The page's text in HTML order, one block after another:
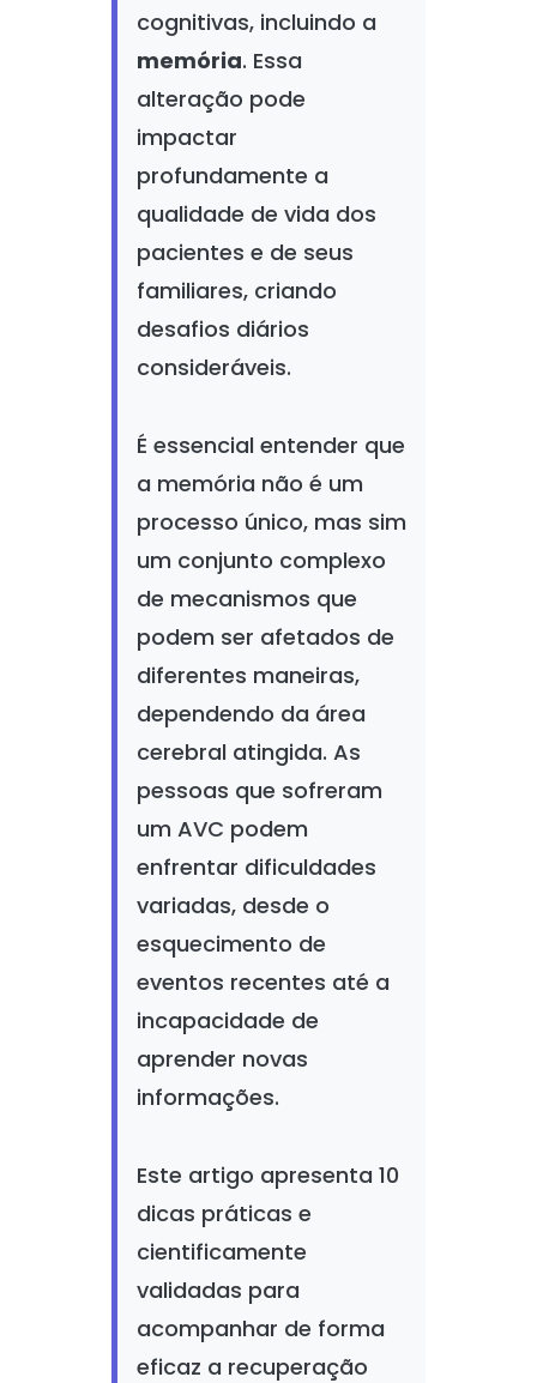
cognitivas, incluindo a
memória. Essa
alteração pode
impactar
profundamente a
qualidade de vida dos
pacientes e de seus
familiares, criando
desafios diários
consideráveis.
É essencial entender que
a memória não é um
processo único, mas sim
um conjunto complexo
de mecanismos que
podem ser afetados de
diferentes maneiras,
dependendo da área
cerebral atingida. As
pessoas que sofreram
um AVC podem
enfrentar dificuldades
variadas, desde o
esquecimento de
eventos recentes até a
incapacidade de
aprender novas
informações.
Este artigo apresenta 10
dicas práticas e
cientificamente
validadas para
acompanhar de forma
eficaz a recuperação